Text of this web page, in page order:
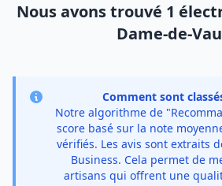
Nous avons trouvé 1
Dame-de-
Comment sont
Notre algorithme de
score basé sur la note
vérifiés. Les avis sont extraits
Business. Cela permet de
artisans qui offrent une